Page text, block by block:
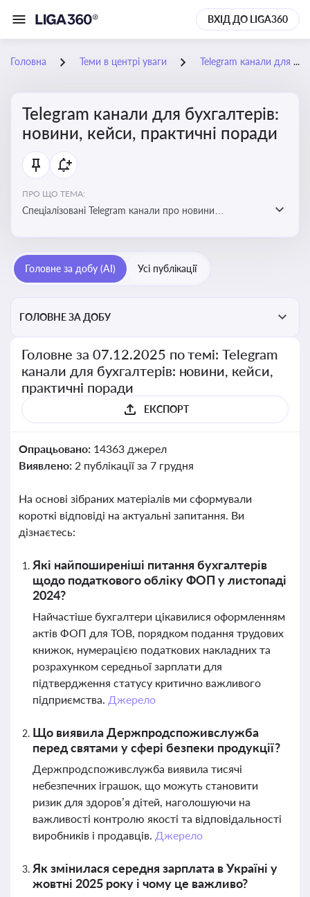
ВХІД ДО LIGA360
Головна Теми в центрі уваги Telegram канали для бухгалтерів: новини, кейси, практичні поради
Telegram канали для бухгалтерів:
новини, кейси, практичні поради
ПРО ЩО ТЕМА:
Спеціалізовані Telegram канали про новини
корисні лайфхаки для ведення бухгалтерії
Головне за добу (AI) Усі публікації
ГОЛОВНЕ ЗА ДОБУ
Головне за 07.12.2025 по темі: Telegram
канали для бухгалтерів: новини, кейси,
практичні поради
ЕКСПОРТ
Опрацьовано: 14363 джерел
Виявлено: 2 публікації за 7 грудня
На основі зібраних матеріалів ми сформували
короткі відповіді на актуальні запитання. Ви
дізнаєтесь:
Які найпоширеніші питання бухгалтерів
щодо податкового обліку ФОП у листопаді
2024?
Найчастіше бухгалтери цікавилися оформленням
актів ФОП для ТОВ, порядком подання трудових
книжок, нумерацією податкових накладних та
розрахунком середньої зарплати для
підтвердження статусу критично важливого
підприємства. Джерело
Що виявила Держпродспоживслужба
перед святами у сфері безпеки продукції?
Держпродспоживслужба виявила тисячі
небезпечних іграшок, що можуть становити
ризик для здоров’я дітей, наголошуючи на
важливості контролю якості та відповідальності
виробників і продавців. Джерело
Як змінилася середня зарплата в Україні у
жовтні 2025 року і чому це важливо?